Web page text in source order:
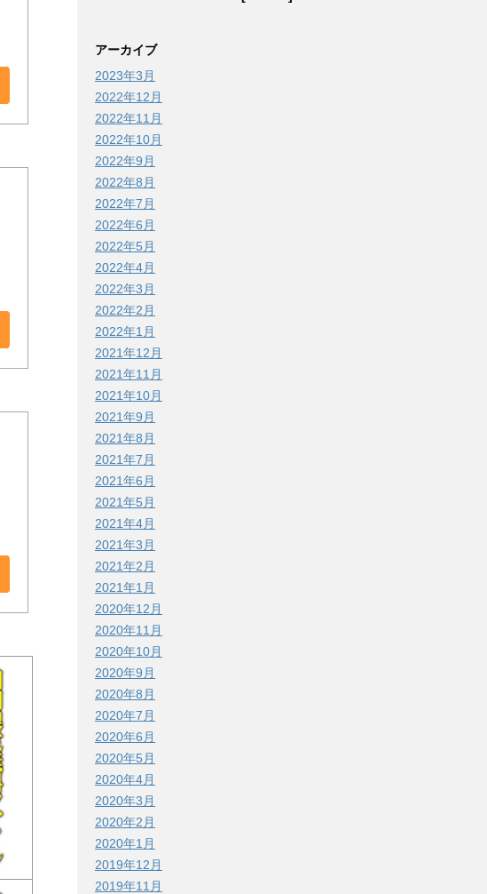
アーカイブ
2023年3月
2022年12月
2022年11月
2022年10月
2022年9月
2022年8月
2022年7月
2022年6月
2022年5月
2022年4月
2022年3月
2022年2月
2022年1月
2021年12月
2021年11月
2021年10月
2021年9月
2021年8月
2021年7月
2021年6月
2021年5月
2021年4月
2021年3月
2021年2月
2021年1月
2020年12月
2020年11月
2020年10月
2020年9月
2020年8月
2020年7月
2020年6月
2020年5月
2020年4月
2020年3月
2020年2月
2020年1月
2019年12月
2019年11月